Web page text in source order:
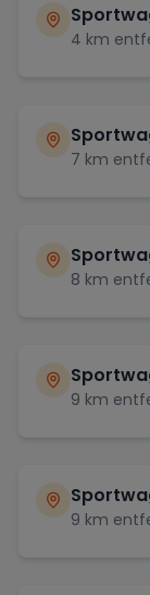
4 km
7 km
8 km
9 km
9 km